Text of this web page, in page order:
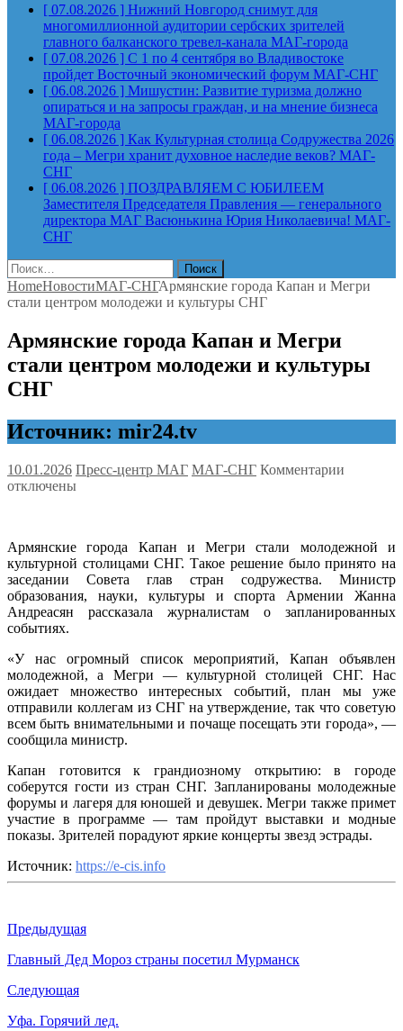
[ 07.08.2026 ] Нижний Новгород снимут для
многомиллионной аудитории сербских зрителей
главного балканского тревел-канала МАГ-города
[ 07.08.2026 ] С 1 по 4 сентября во Владивостоке
пройдет Восточный экономический форум МАГ-СНГ
[ 06.08.2026 ] Мишустин: Развитие туризма должно
опираться и на запросы граждан, и на мнение бизнеса
МАГ-города
[ 06.08.2026 ] Как Культурная столица Содружества 2026
года – Мегри хранит духовное наследие веков? МАГ-
СНГ
[ 06.08.2026 ] ПОЗДРАВЛЯЕМ С ЮБИЛЕЕМ
Заместителя Председателя Правления — генерального
директора МАГ Васюнькина Юрия Николаевича! МАГ-
СНГ
Найти:
HomeНовостиМАГ-СНГАрмянские города Капан и Мегри
стали центром молодежи и культуры СНГ
Армянские города Капан и Мегри
стали центром молодежи и культуры
СНГ
Источник: mir24.tv
10.01.2026 Пресс-центр МАГ МАГ-СНГ Комментарии
и
Мегри
стали
центром
СНГ
отключены
Армянские города Капан и Мегри стали молодежной и
культурной столицами СНГ. Такое решение было принято на
заседании Совета глав стран содружества. Министр
образования, науки, культуры и спорта Армении Жанна
Андреасян рассказала журналистам о запланированных
событиях.
«У нас огромный список мероприятий, Капан объявлен
молодежной, а Мегри — культурной столицей СНГ. Нас
ожидает множество интересных событий, план мы уже
отправили коллегам из СНГ на утверждение, так что советую
всем быть внимательными и почаще посещать эти города», —
сообщила министр.
Капан готовится к грандиозному открытию: в городе
соберутся гости из стран СНГ. Запланированы молодежные
форумы и лагеря для юношей и девушек. Мегри также примет
участие в программе — там пройдут выставки и модные
показы. Зрителей порадуют яркие концерты звезд эстрады.
Источник: https://e-cis.info
Предыдущая
Главный Дед Мороз страны посетил Мурманск
Следующая
Уфа. Горячий лед.